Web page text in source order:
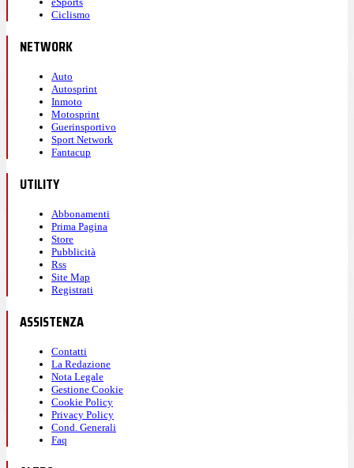
Ciclismo
NETWORK
Auto
Autosprint
Inmoto
Motosprint
Guerinsportivo
Sport Network
Fantacup
UTILITY
Abbonamenti
Prima Pagina
Store
Pubblicità
Rss
Site Map
Registrati
ASSISTENZA
Contatti
La Redazione
Nota Legale
Gestione Cookie
Cookie Policy
Privacy Policy
Cond. Generali
Faq